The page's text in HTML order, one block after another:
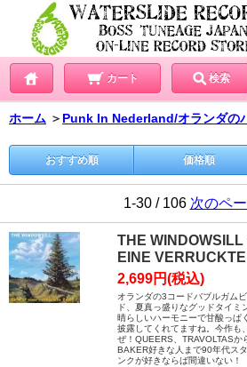
カート 検索
ホーム ＞ Punk In Nederland/オランダの
おすすめ順 価格順
1-30 / 106 次のペ
THE
EINE
2,699円(税込)
オランダの3コードバブルガム
ド、夏真っ盛りなグッドタイミ
晴らしいハーモニーで甘酸っぱ
披露してくれてますね。今作も
ぜ！QUEERS、TRAVOLTASか
BAKER好きな人まで90年代ス
ンクが好きならば間違いない！